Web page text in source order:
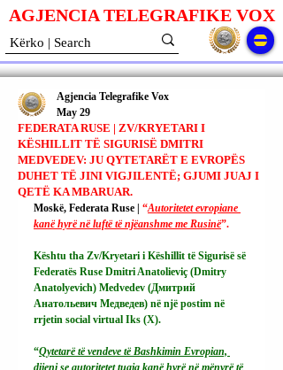
AGJENCIA TELEGRAFIKE VOX
FEDERATA RUSE | ZV/KRYETARI I
KËSHILLIT TË SIGURISË DMITRI
MEDVEDEV: JU QYTETARËT E EVROPËS
DUHET TË JINI VIGJILENTË; GJUMI JUAJ I
QETË KA MBARUAR.
Agjencia Telegrafike Vox
May 29
Moskë, Federata Ruse | “Autoritetet evropiane
kanë hyrë në luftë të njëanshme me Rusinë”.
Kështu tha Zv/Kryetari i Këshillit të Sigurisë së
Federatës Ruse Dmitri Anatolieviç (Dmitry
Anatolyevich) Medvedev (Дмитрий
Анатольевич Медведев) në një postim në
rrjetin social virtual Iks (X).
“Qytetarë të vendeve të Bashkimin Evropian,
dijeni se autoritetet tuaja kanë hyrë në mënyrë të